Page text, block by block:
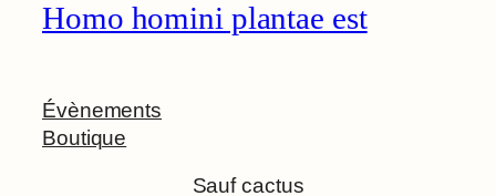
Homo homini plantae est
Évènements
Boutique
Sauf cactus